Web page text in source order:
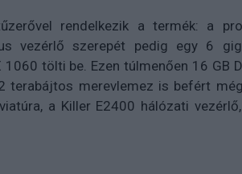
rendelkezik a termék: a
vezérlő szerepét pedig egy 6
tölti be. Ezen túlmenően 16 GB
terabájtos merevlemez is befért
a Killer E2400 hálózati